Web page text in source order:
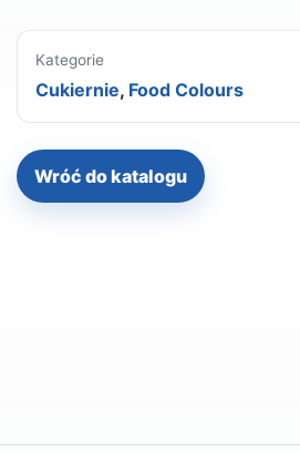
Kategorie
Cukiernie, Food Colours
Wróć do katalogu